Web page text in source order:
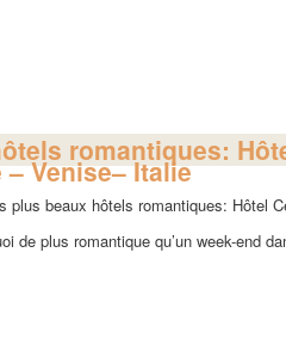
romantiques:
Venise– Italie
plus beaux hôtels romantiques: Hôtel
de plus romantique qu’un week-end